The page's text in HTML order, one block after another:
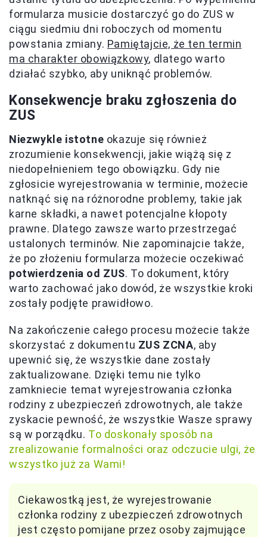
formularza musicie dostarczyć go do ZUS w
ciągu siedmiu dni roboczych od momentu
powstania zmiany. Pamiętajcie, że ten termin
ma charakter obowiązkowy, dlatego warto
działać szybko, aby uniknąć problemów.
Konsekwencje braku zgłoszenia do
ZUS
Niezwykle istotne okazuje się również
zrozumienie konsekwencji, jakie wiążą się z
niedopełnieniem tego obowiązku. Gdy nie
zgłosicie wyrejestrowania w terminie, możecie
natknąć się na różnorodne problemy, takie jak
karne składki, a nawet potencjalne kłopoty
prawne. Dlatego zawsze warto przestrzegać
ustalonych terminów. Nie zapominajcie także,
że po złożeniu formularza możecie oczekiwać
potwierdzenia od ZUS. To dokument, który
warto zachować jako dowód, że wszystkie kroki
zostały podjęte prawidłowo.
Na zakończenie całego procesu możecie także
skorzystać z dokumentu ZUS ZCNA, aby
upewnić się, że wszystkie dane zostały
zaktualizowane. Dzięki temu nie tylko
zamkniecie temat wyrejestrowania członka
rodziny z ubezpieczeń zdrowotnych, ale także
zyskacie pewność, że wszystkie Wasze sprawy
są w porządku. To doskonały sposób na
zrealizowanie formalności oraz odczucie ulgi, że
wszystko już za Wami!
Ciekawostką jest, że wyrejestrowanie
członka rodziny z ubezpieczeń zdrowotnych
jest często pomijane przez osoby zajmujące